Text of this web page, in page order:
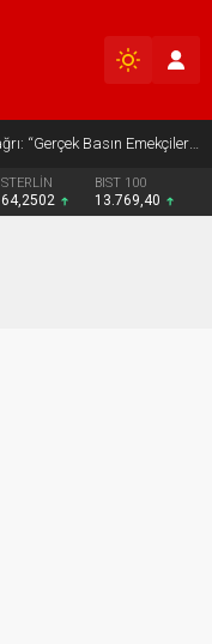
Batman Basın Derneği’nden Çağrı: “Gerçek Basın Emekçileri Desteklenmeli”
STERLİN
64,2502
BIST 100
13.769,40